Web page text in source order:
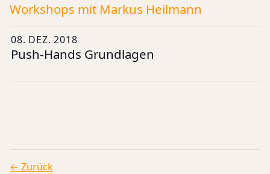
Workshops mit Markus Heilmann
Workshops mit Markus Heilmann
08. DEZ. 2018
Push-Hands Grundlagen
← Zurück